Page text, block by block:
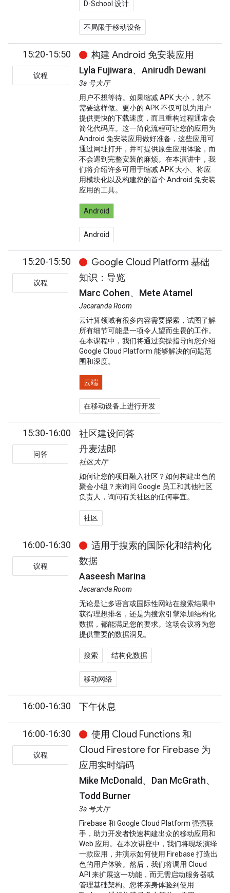
D-School 设计
不局限于移动设备
15:20-15:50
议程
构建 Android 免安装应用
Lyla Fujiwara、Anirudh Dewani
3a 号大厅
用户不想等待。如果缩减 APK 大小，就不
需要这样做。更小的 APK 不仅可以为用户
提供更快的下载速度，而且重构过程通常会
简化代码库。这一简化流程可让您的应用为
Android 免安装应用做好准备，这些应用可
通过网址打开，并可提供原生应用体验，而
不会遇到完整安装的麻烦。在本演讲中，我
们将介绍许多可用于缩减 APK 大小、将应
用模块化以及构建您的首个 Android 免安装
应用的工具。
Android
Android
15:20-15:50
议程
Google Cloud Platform 基础
知识：导览
Marc Cohen、Mete Atamel
Jacaranda Room
云计算领域有很多内容需要探索，试图了解
所有细节可能是一项令人望而生畏的工作。
在本课程中，我们将通过实操指导向您介绍
Google Cloud Platform 能够解决的问题范
围和深度。
云端
在移动设备上进行开发
15:30-16:00
问答
社区建设问答
丹麦法郎
社区大厅
如何让您的项目融入社区？如何构建出色的
聚会小组？来询问 Google 员工和其他社区
负责人，询问有关社区的任何事宜。
社区
16:00-16:30
议程
适用于搜索的国际化和结构化
数据
Aaseesh Marina
Jacaranda Room
无论是让多语言或国际性网站在搜索结果中
获得理想排名，还是为搜索引擎添加结构化
数据，都能满足您的要求。这场会议将为您
提供重要的数据洞见。
搜索 结构化数据
移动网络
16:00-16:30 下午休息
16:00-16:30
议程
使用 Cloud Functions 和
Cloud Firestore for Firebase 为
应用实时编码
Mike McDonald、Dan McGrath、
Todd Burner
3a 号大厅
Firebase 和 Google Cloud Platform 强强联
手，助力开发者快速构建出众的移动应用和
Web 应用。在本次讲座中，我们将现场演绎
一款应用，并演示如何使用 Firebase 打造出
色的用户体验。然后，我们将调用 Cloud
API 来扩展这一功能，而无需启动服务器或
管理基础架构。您将亲身体验到使用